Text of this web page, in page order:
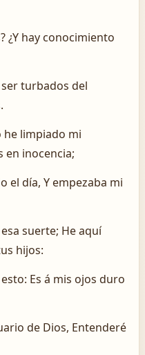
¿Y hay conocimiento
turbados del
he limpiado mi
en inocencia;
el día, Y empezaba mi
suerte; He aquí
hijos:
Es á mis ojos duro
de Dios, Entenderé